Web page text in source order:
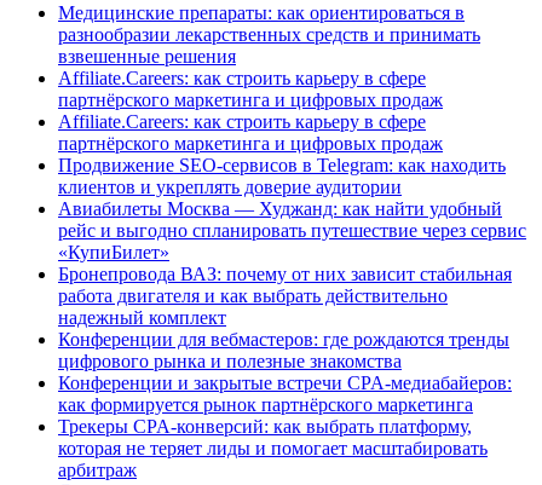
Медицинские препараты: как ориентироваться в
разнообразии лекарственных средств и принимать
взвешенные решения
Affiliate.Careers: как строить карьеру в сфере
партнёрского маркетинга и цифровых продаж
Affiliate.Careers: как строить карьеру в сфере
партнёрского маркетинга и цифровых продаж
Продвижение SEO-сервисов в Telegram: как находить
клиентов и укреплять доверие аудитории
Авиабилеты Москва — Худжанд: как найти удобный
рейс и выгодно спланировать путешествие через сервис
«КупиБилет»
Бронепровода ВАЗ: почему от них зависит стабильная
работа двигателя и как выбрать действительно
надежный комплект
Конференции для вебмастеров: где рождаются тренды
цифрового рынка и полезные знакомства
Конференции и закрытые встречи CPA-медиабайеров:
как формируется рынок партнёрского маркетинга
Трекеры CPA-конверсий: как выбрать платформу,
которая не теряет лиды и помогает масштабировать
арбитраж